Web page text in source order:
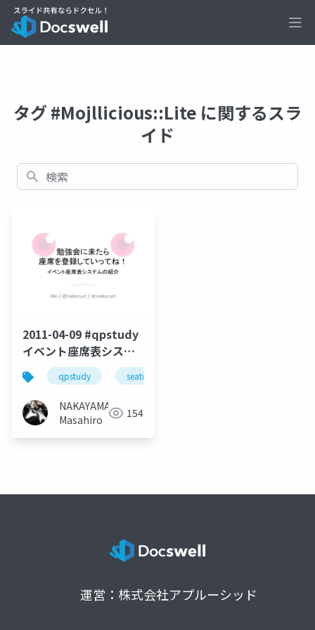
タグ #Mojllicious::Lite に関するスラ
イド
検索
2011-04-09 #qpstudy
イベント座席表システ
ムの紹介qpstudy seatinglist
NAKAYAMA
Masahiro
154
運営：株式会社アプルーシッド